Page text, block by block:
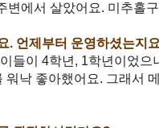
변에서 살았어요. 미추홀
. 언제부터 운영하셨는지
들이 4학년, 1학년이었
낙 좋아했어요. 그래서